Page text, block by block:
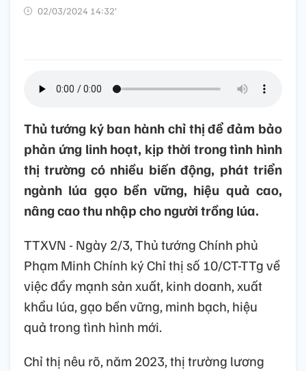
02/03/2024 14:32’
Thủ tướng ký ban hành chỉ thị để đảm bảo
phản ứng linh hoạt, kịp thời trong tình hình
thị trường có nhiều biến động, phát triển
ngành lúa gạo bền vững, hiệu quả cao,
nâng cao thu nhập cho người trồng lúa.
TTXVN - Ngày 2/3, Thủ tướng Chính phủ
Phạm Minh Chính ký Chỉ thị số 10/CT-TTg về
việc đẩy mạnh sản xuất, kinh doanh, xuất
khẩu lúa, gạo bền vững, minh bạch, hiệu
quả trong tình hình mới.
Chỉ thị nêu rõ, năm 2023, thị trường lương